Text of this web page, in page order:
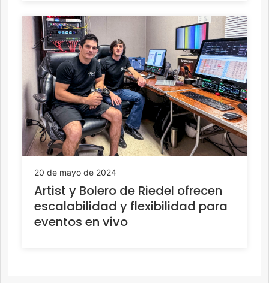
20 de mayo de 2024
Artist y Bolero de Riedel ofrecen
escalabilidad y flexibilidad para
eventos en vivo